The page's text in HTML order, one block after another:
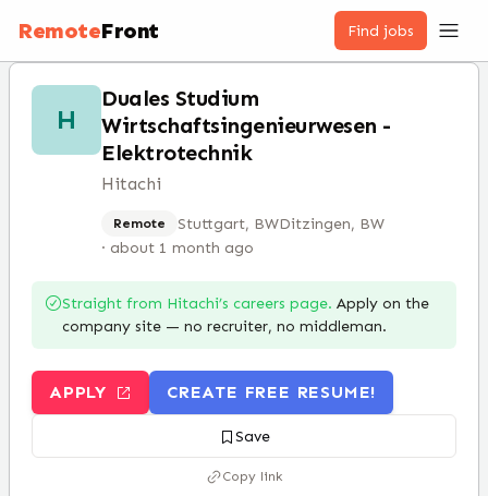
RemoteFront Find jobs
H
Duales Studium
Wirtschaftsingenieurwesen -
Elektrotechnik
Hitachi
Remote Stuttgart, BWDitzingen, BW
· about 1 month ago
Straight from Hitachi’s careers page. Apply on the
company site — no recruiter, no middleman.
APPLY CREATE FREE RESUME!
Save
Copy link